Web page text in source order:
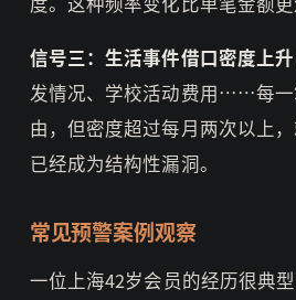
信号三：生活事件借口密度上升
发情况、学校活动费用……每一
由，但密度超过每月两次以上
已经成为结构性漏洞。
常见预警案例观察
一位上海42岁会员的经历很典